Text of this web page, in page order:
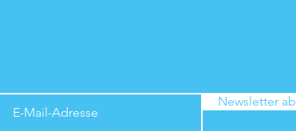
Newsletter